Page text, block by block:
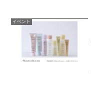
イベント